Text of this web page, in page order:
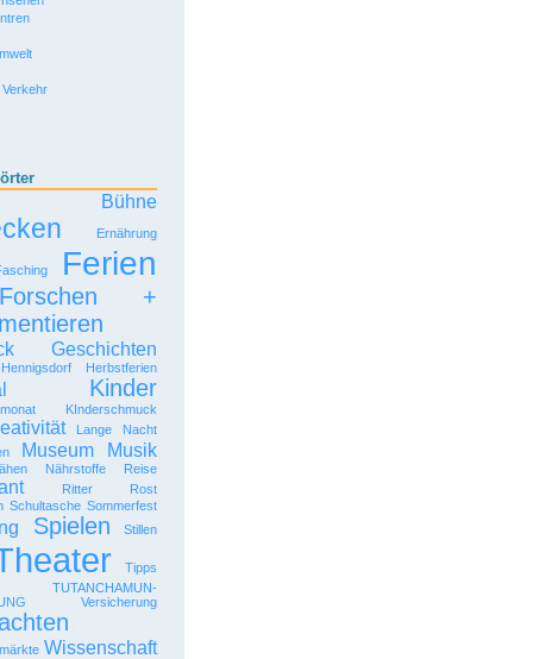
Bühne
Ernährung
Ferien
Forschen +
Geschichten
Hennigsdorf Herbstferien
Kinder
KInderschmuck
Lange Nacht
Museum Musik
Nährstoffe Reise
Ritter Rost
Schultasche Sommerfest
Spielen Stillen
Tipps
TUTANCHAMUN-
Versicherung
Wissenschaft